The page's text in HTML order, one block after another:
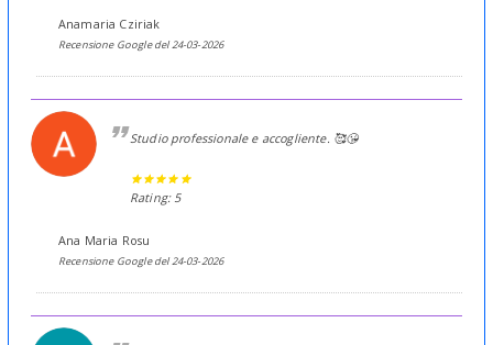
Anamaria Cziriak
Recensione Google del 24-03-2026
Studio professionale e accogliente. 🥰😘
Rating: 5
Ana Maria Rosu
Recensione Google del 24-03-2026